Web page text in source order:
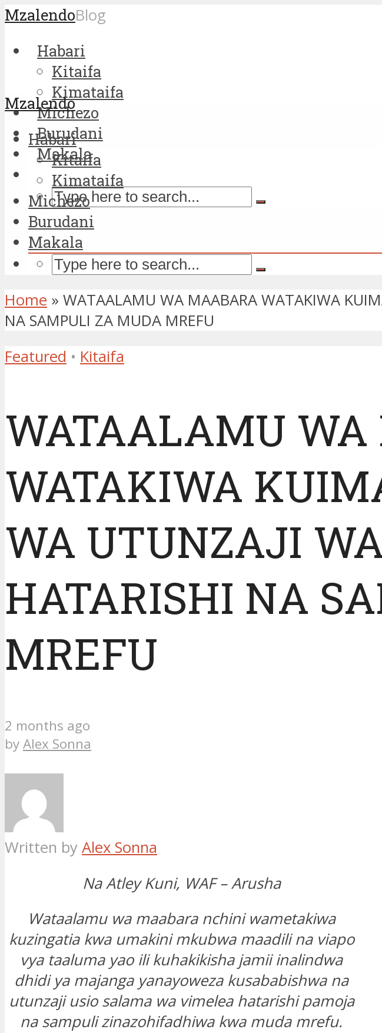
MzalendoBlog
Habari
Kitaifa
Kimataifa
Michezo
Burudani
Makala
Mzalendo
Habari
Kitaifa
Kimataifa
Michezo
Burudani
Makala
Home » WATAALAMU WA MAABARA WATAKIWA
NA SAMPULI ZA MUDA MREFU
Featured • Kitaifa
WATAALAMU
WATAKIWA
WA UTUNZAJI
HATARISHI NA
MREFU
2 months ago
byAlex Sonna
Written by Alex Sonna
Na Atley Kuni, WAF – Arusha
Wataalamu wa maabara nchini wametakiwa
kuzingatia kwa umakini mkubwa maadili na viapo
vya taaluma yao ili kuhakikisha jamii inalindwa
dhidi ya majanga yanayoweza kusababishwa na
utunzaji usio salama wa vimelea hatarishi pamoja
na sampuli zinazohifadhiwa kwa muda mrefu.